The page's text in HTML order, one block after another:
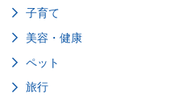
子育て
美容・健康
ペット
旅行